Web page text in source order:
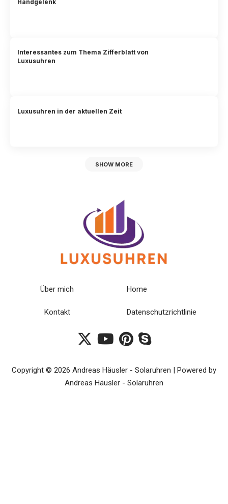
Handgelenk
Interessantes zum Thema Zifferblatt von
Luxusuhren
Luxusuhren in der aktuellen Zeit
SHOW MORE
Über mich
Kontakt
Home
Datenschutzrichtlinie
Copyright © 2026 Andreas Häusler - Solaruhren | Powered by
Andreas Häusler - Solaruhren